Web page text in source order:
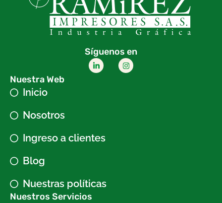
Síguenos en
Nuestra Web
Inicio
Nosotros
Ingreso a clientes
Blog
Nuestras políticas
Nuestros Servicios